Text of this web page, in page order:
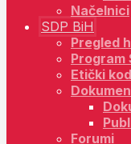
Načelnici
SDP BiH
Pregled
Program
Etički
Forumi